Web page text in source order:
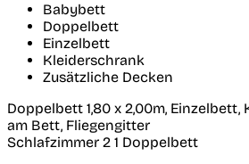
Babybett
Doppelbett
Einzelbett
Kleiderschrank
Zusätzliche Decken
Doppelbett 1,80 x 2,00m, Einzelbett,
am Bett, Fliegengitter
Schlafzimmer 2 1 Doppelbett